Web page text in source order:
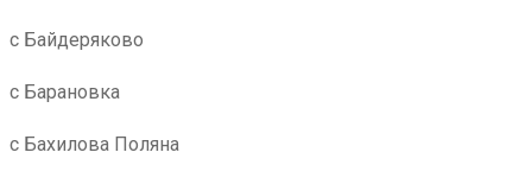
с Байдеряково
с Барановка
с Бахилова Поляна